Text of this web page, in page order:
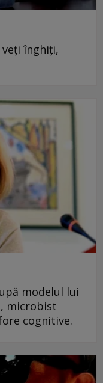
înghiţi,
modelul lui
microbist
cognitive.